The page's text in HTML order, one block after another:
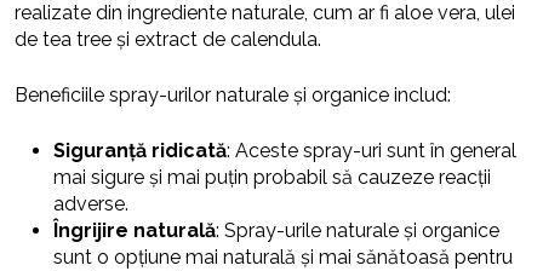
realizate din ingrediente naturale, cum ar fi aloe vera, ulei
de tea tree și extract de calendula.
Beneficiile spray-urilor naturale și organice includ:
Siguranță ridicată: Aceste spray-uri sunt în general
mai sigure și mai puțin probabil să cauzeze reacții
adverse.
Îngrijire naturală: Spray-urile naturale și organice
sunt o opțiune mai naturală și mai sănătoasă pentru